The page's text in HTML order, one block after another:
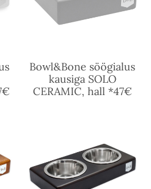
Bowl&Bone söögialus
kausiga SOLO
CERAMIC, hall *47€